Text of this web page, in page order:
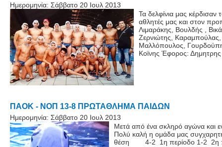
Ημερομηνία: Σάββατο 20 Ιουλ 2013
Τα δελφίνια μας
αθλητές μας και στον
Λιμαράκης, Βουλδής ,
Ζερνιώτης,
Μαλλόπουλος,
Κοϊνης Έφορος:
ΠΑΟΚ - ΝΟΠ 13-8 ΠΡΩΤΑΘΛΗΜΑ ΠΑΙΔΩΝ
Ημερομηνία: Σάββατο 20 Ιουλ 2013
Μετά από ένα σκληρό αγώνα και
Πολύ καλή η ομάδα μας
θέση 4-2 1η περίοδο 1-2 2η